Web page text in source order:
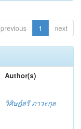
previous 1 next
Author(s)
วิศิษฎ์สรี ภาวะกุล